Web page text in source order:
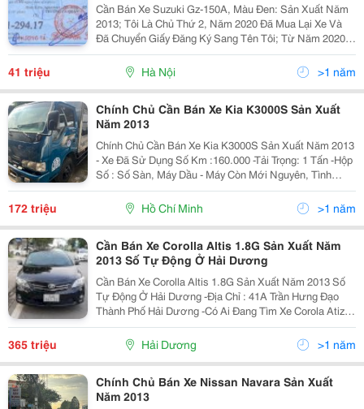
Cần Bán Xe Suzuki Gz-150A, Màu Đen: Sản Xuất Năm
2013; Tôi Là Chủ Thứ 2, Năm 2020 Đã Mua Lại Xe Và
Đã Chuyển Giấy Đăng Ký Sang Tên Tôi; Từ Năm 2020
Xe Vận Hành Bình Thường Chỉ Đi Quanh Quẩn Trong Hà
Nội; Tôi Không Thay Thiết Bị Gì Từ Năm 2020, Mọi...
41 triệu Hà Nội >1 năm
Chính Chủ Cần Bán Xe Kia K3000S Sản Xuất
Năm 2013
Chính Chủ Cần Bán Xe Kia K3000S Sản Xuất Năm 2013
- Xe Đã Sử Dụng Số Km :160.000 -Tải Trọng: 1 Tấn -Hộp
Số : Số Sàn, Máy Dầu - Máy Còn Mới Nguyên, Tình
Trạng Tốt, Xe Chính Chủ, -Máy Lạnh Hãng - Giá Bán: 172
Triệu - Địa Chỉ Xem Xe: 37...
172 triệu Hồ Chí Minh >1 năm
Cần Bán Xe Corolla Altis 1.8G Sản Xuất Năm
2013 Số Tự Động Ở Hải Dương
Cần Bán Xe Corolla Altis 1.8G Sản Xuất Năm 2013 Số
Tự Động Ở Hải Dương -Địa Chỉ : 41A Trần Hưng Đạo
Thành Phố Hải Dương -Có Ai Đang Tìm Xe Corola Atiz
1.8G Số Tự Động Thì Lh 0763338255 -Xe Nhà Tôi Mua
Để Đi Làm Cty Cách Nhà 5Km . -Xe Mới Được...
365 triệu Hải Dương >1 năm
Chính Chủ Bán Xe Nissan Navara Sản Xuất
Năm 2013